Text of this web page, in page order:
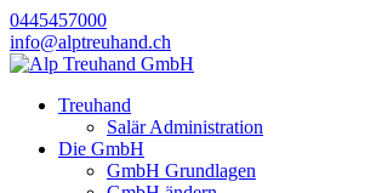
0445457000
info@alptreuhand.ch
Treuhand
Salär Administration
Die GmbH
GmbH Grundlagen